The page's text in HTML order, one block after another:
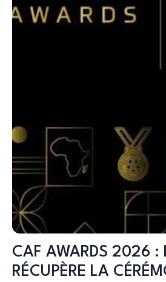
CAF AWARDS 2026 :
RÉCUPÈRE LA